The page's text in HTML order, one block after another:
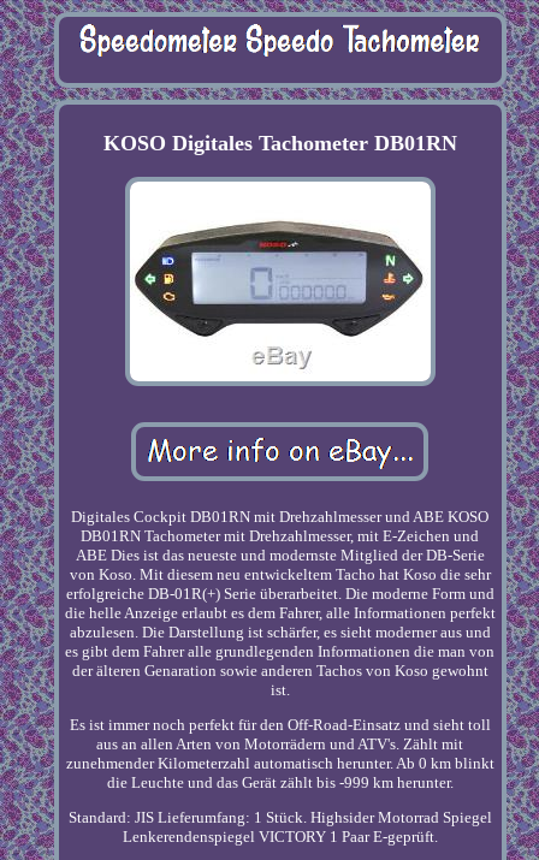
KOSO Digitales Tachometer DB01RN
Digitales Cockpit DB01RN mit Drehzahlmesser und ABE KOSO
DB01RN Tachometer mit Drehzahlmesser, mit E-Zeichen und
ABE Dies ist das neueste und modernste Mitglied der DB-Serie
von Koso. Mit diesem neu entwickeltem Tacho hat Koso die sehr
erfolgreiche DB-01R(+) Serie überarbeitet. Die moderne Form und
die helle Anzeige erlaubt es dem Fahrer, alle Informationen perfekt
abzulesen. Die Darstellung ist schärfer, es sieht moderner aus und
es gibt dem Fahrer alle grundlegenden Informationen die man von
der älteren Genaration sowie anderen Tachos von Koso gewohnt
ist.
Es ist immer noch perfekt für den Off-Road-Einsatz und sieht toll
aus an allen Arten von Motorrädern und ATV's. Zählt mit
zunehmender Kilometerzahl automatisch herunter. Ab 0 km blinkt
die Leuchte und das Gerät zählt bis -999 km herunter.
Standard: JIS Lieferumfang: 1 Stück. Highsider Motorrad Spiegel
Lenkerendenspiegel VICTORY 1 Paar E-geprüft.